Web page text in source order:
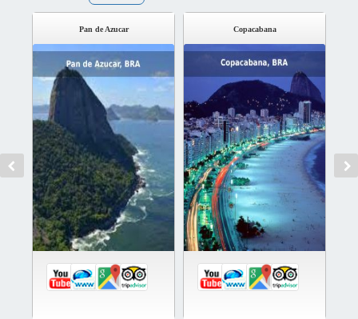
Pan de Azucar Copacabana